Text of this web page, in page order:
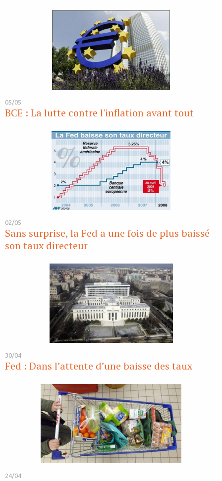
05/05
BCE : La lutte contre l'inflation avant tout
02/05
Sans surprise, la Fed a une fois de plus baissé
son taux directeur
30/04
Fed : Dans l’attente d’une baisse des taux
24/04